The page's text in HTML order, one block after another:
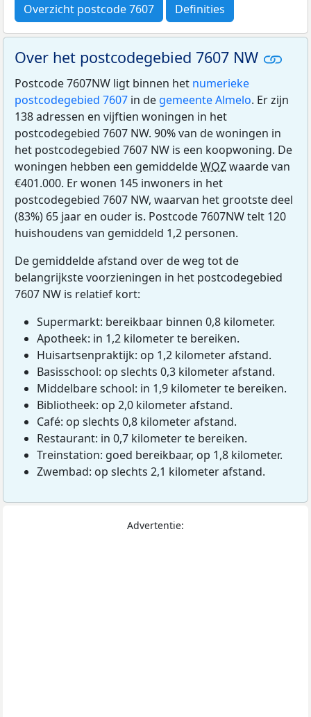
Overzicht postcode 7607 Definities
Over het postcodegebied 7607 NW
Postcode 7607NW ligt binnen het numerieke
postcodegebied 7607 in de gemeente Almelo. Er zijn
138 adressen en vijftien woningen in het
postcodegebied 7607 NW. 90% van de woningen in
het postcodegebied 7607 NW is een koopwoning. De
woningen hebben een gemiddeldeWOZwaarde van
€401.000. Er wonen 145 inwoners in het
postcodegebied 7607 NW, waarvan het grootste deel
(83%) 65 jaar en ouder is. Postcode 7607NW telt 120
huishoudens van gemiddeld 1,2 personen.
De gemiddelde afstand over de weg tot de
belangrijkste voorzieningen in het postcodegebied
7607 NW is relatief kort:
Supermarkt: bereikbaar binnen 0,8 kilometer.
Apotheek: in 1,2 kilometer te bereiken.
Huisartsenpraktijk: op 1,2 kilometer afstand.
Basisschool: op slechts 0,3 kilometer afstand.
Middelbare school: in 1,9 kilometer te bereiken.
Bibliotheek: op 2,0 kilometer afstand.
Café: op slechts 0,8 kilometer afstand.
Restaurant: in 0,7 kilometer te bereiken.
Treinstation: goed bereikbaar, op 1,8 kilometer.
Zwembad: op slechts 2,1 kilometer afstand.
Advertentie: